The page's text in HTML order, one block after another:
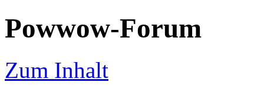
Powwow-Forum
Zum Inhalt